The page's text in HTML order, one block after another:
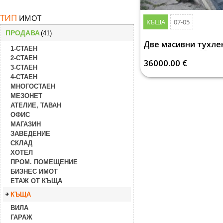
КЪЩА 07-05
Две масивни
за ремонт на 18 км
Загора - ИЗГОДНА
36000.00 €
ТИП ИМОТ
ПРОДАВА(41)
1-СТАЕН
2-СТАЕН
3-СТАЕН
4-СТАЕН
МНОГОСТАЕН
МЕЗОНЕТ
АТЕЛИЕ, ТАВАН
ОФИС
МАГАЗИН
ЗАВЕДЕНИЕ
СКЛАД
ХОТЕЛ
ПРОМ. ПОМЕЩЕНИЕ
БИЗНЕС ИМОТ
ЕТАЖ ОТ КЪЩА
КЪЩА
ВИЛА
ГАРАЖ